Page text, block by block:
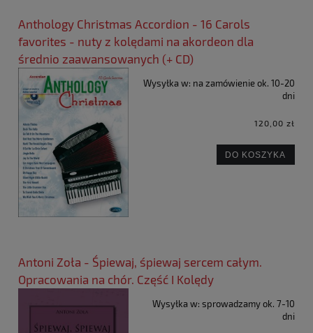
Anthology Christmas Accordion - 16 Carols
favorites - nuty z kolędami na akordeon dla
średnio zaawansowanych (+ CD)
Wysyłka w: na zamówienie ok. 10-20
dni
120,00 zł
DO KOSZYKA
Antoni Zoła - Śpiewaj, śpiewaj sercem całym.
Opracowania na chór. Część I Kolędy
Wysyłka w: sprowadzamy ok. 7-10
dni